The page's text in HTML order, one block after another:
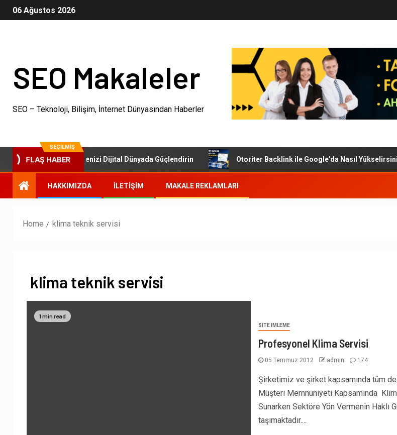
06 Ağustos 2026
SEO Makaleler
SEO – Teknoloji, Bilişim, İnternet Dünyasından Haberler
SEÇILMIŞ
FLAŞ HABER
SEO Paketleri: İşletmenizi Dijital Dünyada Güçlendirin Otoriter Backlink ile Google’da Nasıl Yükselirsiniz?
HAKKIMIZDA İLETIŞIM MAKALE REKLAMLARI
Home klima teknik servisi
klima teknik servisi
1 min read
SITE IMLEME
Profesyonel Klima Servisi
05 Temmuz 2012 admin 174
Şirketimiz ve şirket kapsamında tüm
Müşteri Memnuniyeti Kapsamında
Sunarken Sektöre Yön Vermenin Haklı
taşımaktadır....